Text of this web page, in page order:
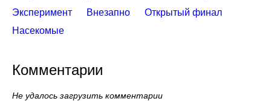
Эксперимент
Внезапно
Открытый финал
Насекомые
Комментарии
Не удалось загрузить комментарии